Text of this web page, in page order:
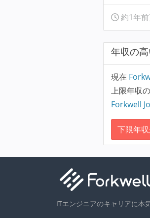
約1年
年収の
現在
上限年収
Forkwell
下限年
ITエンジニアのキャリアに本